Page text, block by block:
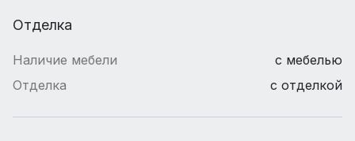
Отделка
Наличие мебели
с мебелью
Отделка
с отделкой